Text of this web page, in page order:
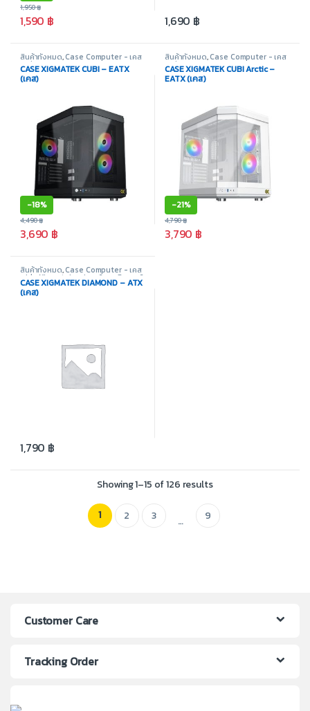
1,590 ฿
1,950฿
1,690 ฿
สินค้าทั้งหมด,Case Computer - เคส
เปล่า,Xigmatek,อุปกรณ์คอมพิวเตอร์
CASE XIGMATEK CUBI – EATX
(เคส)
-18%
3,690 ฿
4,490฿
สินค้าทั้งหมด,Case Computer - เคส
เปล่า,Xigmatek,อุปกรณ์คอมพิวเตอร์
CASE XIGMATEK CUBI Arctic –
EATX (เคส)
-21%
3,790 ฿
4,790฿
สินค้าทั้งหมด,Case Computer - เคส
เปล่า,Xigmatek,อุปกรณ์คอมพิวเตอร์
CASE XIGMATEK DIAMOND – ATX
(เคส)
1,790 ฿
Showing 1–15 of 126 results
1 2 3 … 9
Customer Care
Tracking Order